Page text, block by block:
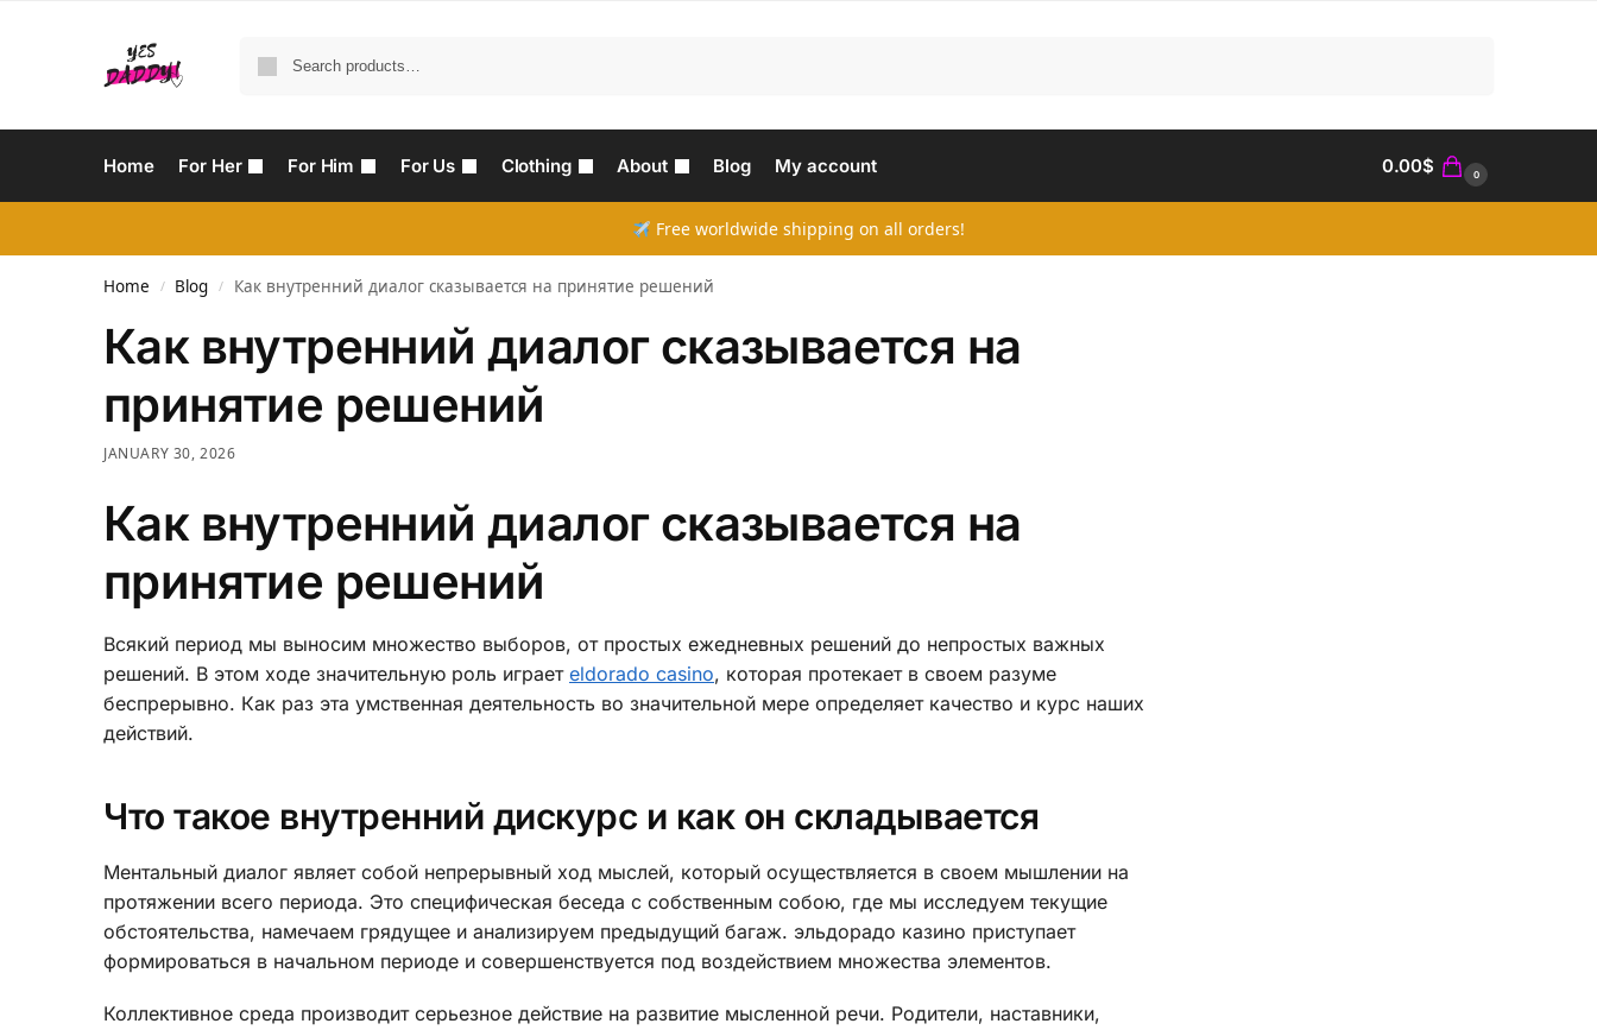
Home For Her For Him For Us Clothing About Blog My account 0.00$ 0
Free worldwide shipping on all orders!
Home / Blog / Как внутренний диалог сказывается на принятие решений
Как внутренний диалог сказывается на
принятие решений
JANUARY 30, 2026
Как внутренний диалог сказывается на
принятие решений
Всякий период мы выносим множество выборов, от простых ежедневных решений до непростых важных
решений. В этом ходе значительную роль играет eldorado casino, которая протекает в своем разуме
беспрерывно. Как раз эта умственная деятельность во значительной мере определяет качество и курс наших
действий.
Что такое внутренний дискурс и как он складывается
Ментальный диалог являет собой непрерывный ход мыслей, который осуществляется в своем мышлении на
протяжении всего периода. Это специфическая беседа с собственным собою, где мы исследуем текущие
обстоятельства, намечаем грядущее и анализируем предыдущий багаж. эльдорадо казино приступает
формироваться в начальном периоде и совершенствуется под воздействием множества элементов.
Коллективное среда производит серьезное действие на развитие мысленной речи. Родители, наставники,